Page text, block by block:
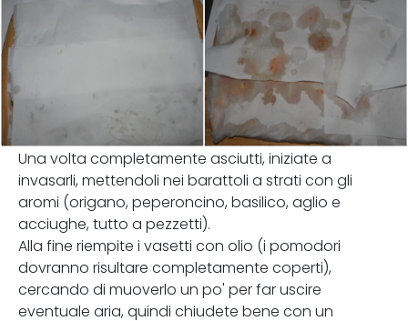
Una volta completamente asciutti, iniziate a
invasarli, mettendoli nei barattoli a strati con gli
aromi (origano, peperoncino, basilico, aglio e
acciughe, tutto a pezzetti).
Alla fine riempite i vasetti con olio (i pomodori
dovranno risultare completamente coperti),
cercando di muoverlo un po' per far uscire
eventuale aria, quindi chiudete bene con un